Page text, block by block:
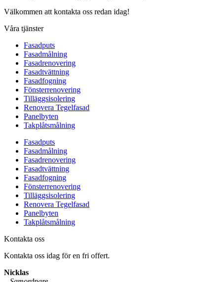
Välkommen att kontakta oss redan idag!
Våra tjänster
Fasadputs
Fasadmålning
Fasadrenovering
Fasadtvättning
Fasadfogning
Fönsterrenovering
Tilläggsisolering
Renovera Tegelfasad
Panelbyten
Takplåtsmålning
Fasadputs
Fasadmålning
Fasadrenovering
Fasadtvättning
Fasadfogning
Fönsterrenovering
Tilläggsisolering
Renovera Tegelfasad
Panelbyten
Takplåtsmålning
Kontakta oss
Kontakta oss idag för en fri offert.
Nicklas